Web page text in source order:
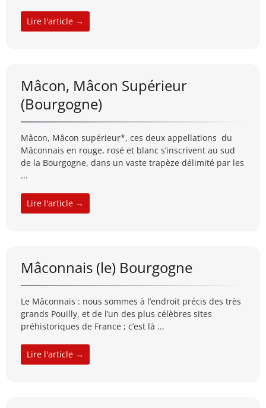
Lire l'article →
Mâcon, Mâcon Supérieur
(Bourgogne)
Mâcon, Mâcon supérieur*, ces deux appellations du
Mâconnais en rouge, rosé et blanc s’inscrivent au sud
de la Bourgogne, dans un vaste trapèze délimité par les
...
Lire l'article →
Mâconnais (le) Bourgogne
Le Mâconnais : nous sommes à l’endroit précis des très
grands Pouilly, et de l’un des plus célèbres sites
préhistoriques de France ; c’est là ...
Lire l'article →